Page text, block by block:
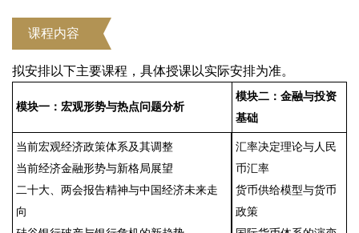
课程内容
拟安排以下主要课程，具体授课以实际安排为准。
模块一： 宏观形势与热点问题分析
模块二： 金融与投资
基础
当前宏观经济政策体系及其调整
当前经济金融形势与新格局展望
二十大、两会报告精神与中国经济未来走
向
汇率决定理论与人民
币汇率
货币供给模型与货币
政策